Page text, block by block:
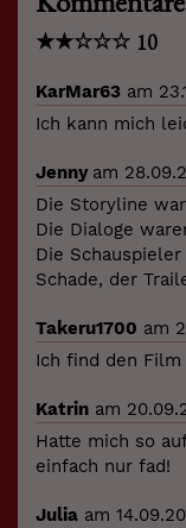
★★☆☆☆ 10
KarMar63 am
Ich kann mich
Jenny am
Die Storyline
Die Dialoge
Die
Schade, der
Takeru1700 am
Ich find den
Katrin am
Hatte mich so
einfach nur fad!
Julia am